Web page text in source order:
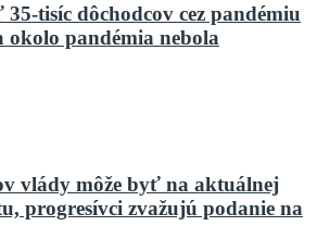
tisíc dôchodcov cez pandémiu
okolo pandémia nebola
vlády môže byť na aktuálnej
progresívci zvažujú podanie na